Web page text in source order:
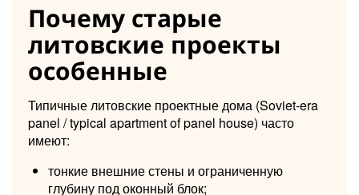
Почему старые
литовские проекты
особенные
Типичные литовские проектные дома (Soviet-era
panel / typical apartment of panel house) часто
имеют:
тонкие внешние стены и ограниченную
глубину под оконный блок;